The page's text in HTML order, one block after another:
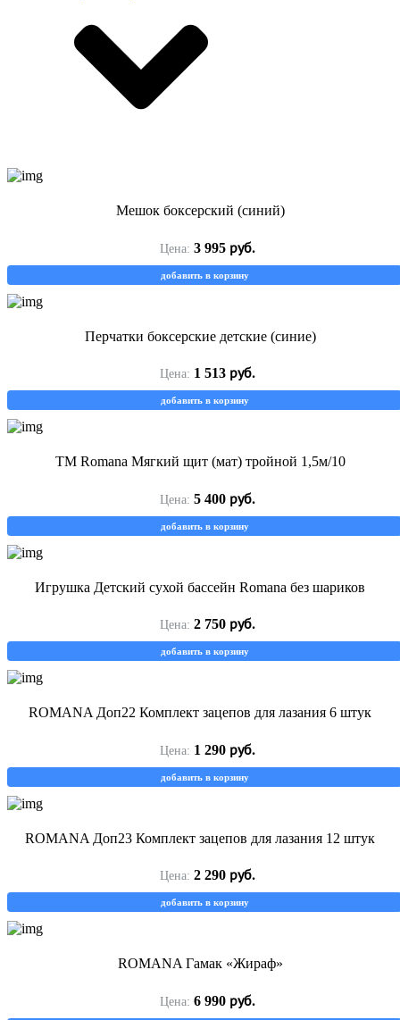
Мешок боксерский (синий)
Цена: 3 995 руб.
добавить в корзину
Перчатки боксерские детские (синие)
Цена: 1 513 руб.
добавить в корзину
ТМ Romana Мягкий щит (мат) тройной 1,5м/10
Цена: 5 400 руб.
добавить в корзину
Игрушка Детский сухой бассейн Romana без шариков
Цена: 2 750 руб.
добавить в корзину
ROMANA Доп22 Комплект зацепов для лазания 6 штук
Цена: 1 290 руб.
добавить в корзину
ROMANA Доп23 Комплект зацепов для лазания 12 штук
Цена: 2 290 руб.
добавить в корзину
ROMANA Гамак «Жираф»
Цена: 6 990 руб.